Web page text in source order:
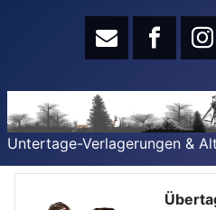
Untertage-Verlagerungen &